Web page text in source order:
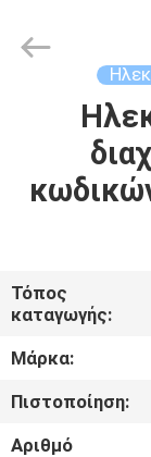
ΕΜΕΊΣ
ΓΎΡΟΣ
Rights
Τόπος
καταγωγής:
Μάρκα:
Πιστοποίηση:
Αριθμό